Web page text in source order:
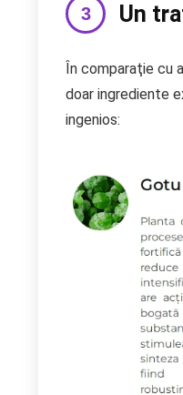
Un
În comparaţie cu
doar ingrediente
ingenios: